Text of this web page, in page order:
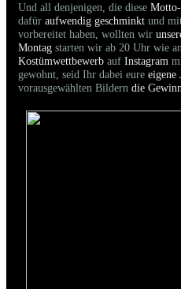
Und all denjenigen, die diese
dafür aufwendig geschminkt und
vorbereitet haben, wollten wir
Montag starten wir ab 20 Uhr wie
Kostümwettbewerb auf Instagram
gewohnt, seid Ihr dabei eure eigene
vorausgewählten Bildern die